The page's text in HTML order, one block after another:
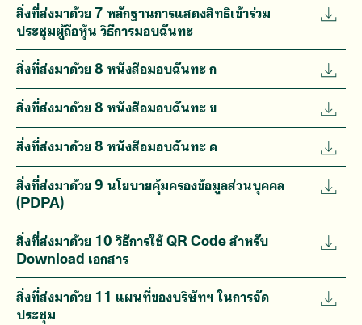
สิ่งที่ส่งมาด้วย 7 หลักฐานการแสดงสิทธิเข้าร่วม
ประชุมผู้ถือหุ้น วิธีการมอบฉันทะ
สิ่งที่ส่งมาด้วย 8 หนังสือมอบฉันทะ ก
สิ่งที่ส่งมาด้วย 8 หนังสือมอบฉันทะ ข
สิ่งที่ส่งมาด้วย 8 หนังสือมอบฉันทะ ค
สิ่งที่ส่งมาด้วย 9 นโยบายคุ้มครองข้อมูลส่วนบุคคล
(PDPA)
สิ่งที่ส่งมาด้วย 10 วิธีการใช้ QR Code สำหรับ
Download เอกสาร
สิ่งที่ส่งมาด้วย 11 แผนที่ของบริษัทฯ ในการจัด
ประชุม